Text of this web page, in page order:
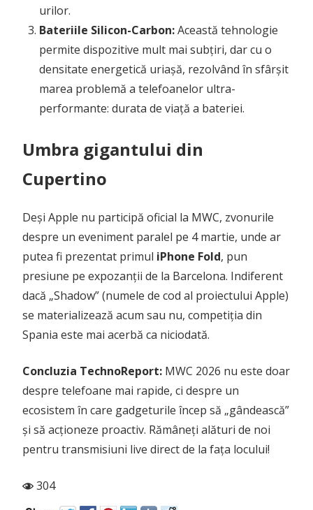
urilor.
Bateriile Silicon-Carbon:Această tehnologie
permite dispozitive mult mai subțiri, dar cu o
densitate energetică uriașă, rezolvând în sfârșit
marea problemă a telefoanelor ultra-
performante: durata de viață a bateriei.
Umbra gigantului din
Cupertino
Deși Apple nu participă oficial la MWC, zvonurile
despre un eveniment paralel pe 4 martie, unde ar
putea fi prezentat primul iPhone Fold, pun
presiune pe expozanții de la Barcelona. Indiferent
dacă „Shadow” (numele de cod al proiectului Apple)
se materializează acum sau nu, competiția din
Spania este mai acerbă ca niciodată.
Concluzia TechnoReport: MWC 2026 nu este doar
despre telefoane mai rapide, ci despre un
ecosistem în care gadgeturile încep să „gândească”
și să acționeze proactiv. Rămâneți alături de noi
pentru transmisiuni live direct de la fața locului!
304